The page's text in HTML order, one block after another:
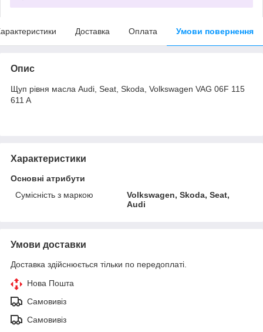
Доставка Оплата Умови повернення
Опис
Щуп рівня масла Audi, Seat, Skoda, Volkswagen VAG 06F 115
611 A
Характеристики
Основні атрибути
Сумісність з маркою
Volkswagen, Skoda, Seat,
Audi
Умови доставки
Доставка здійснюється тільки по передоплаті.
Нова Пошта
Самовивіз
Самовивіз